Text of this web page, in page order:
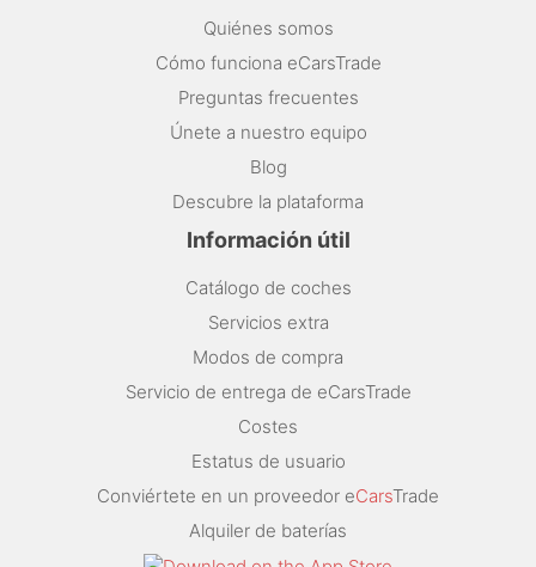
Quiénes somos
Cómo funciona eCarsTrade
Preguntas frecuentes
Únete a nuestro equipo
Blog
Descubre la plataforma
Información útil
Catálogo de coches
Servicios extra
Modos de compra
Servicio de entrega de eCarsTrade
Costes
Estatus de usuario
Conviértete en un proveedor eCarsTrade
Alquiler de baterías